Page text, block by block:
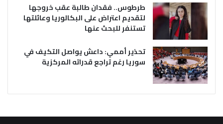
طرطوس.. فقدان طالبة عقب خروجها
لتقديم اعتراض على البكالوريا وعائلتها
تستنفر للبحث عنها
تحذير أممي: داعش يواصل التكيف في
سوريا رغم تراجع قدراته المركزية